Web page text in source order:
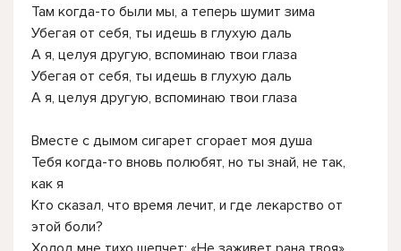
Там когда-то были мы, а теперь шумит зима
Убегая от себя, ты идешь в глухую даль
А я, целуя другую, вспоминаю твои глаза
Убегая от себя, ты идешь в глухую даль
А я, целуя другую, вспоминаю твои глаза
Вместе с дымом сигарет сгорает моя душа
Тебя когда-то вновь полюбят, но ты знай, не так,
как я
Кто сказал, что время лечит, и где лекарство от
этой боли?